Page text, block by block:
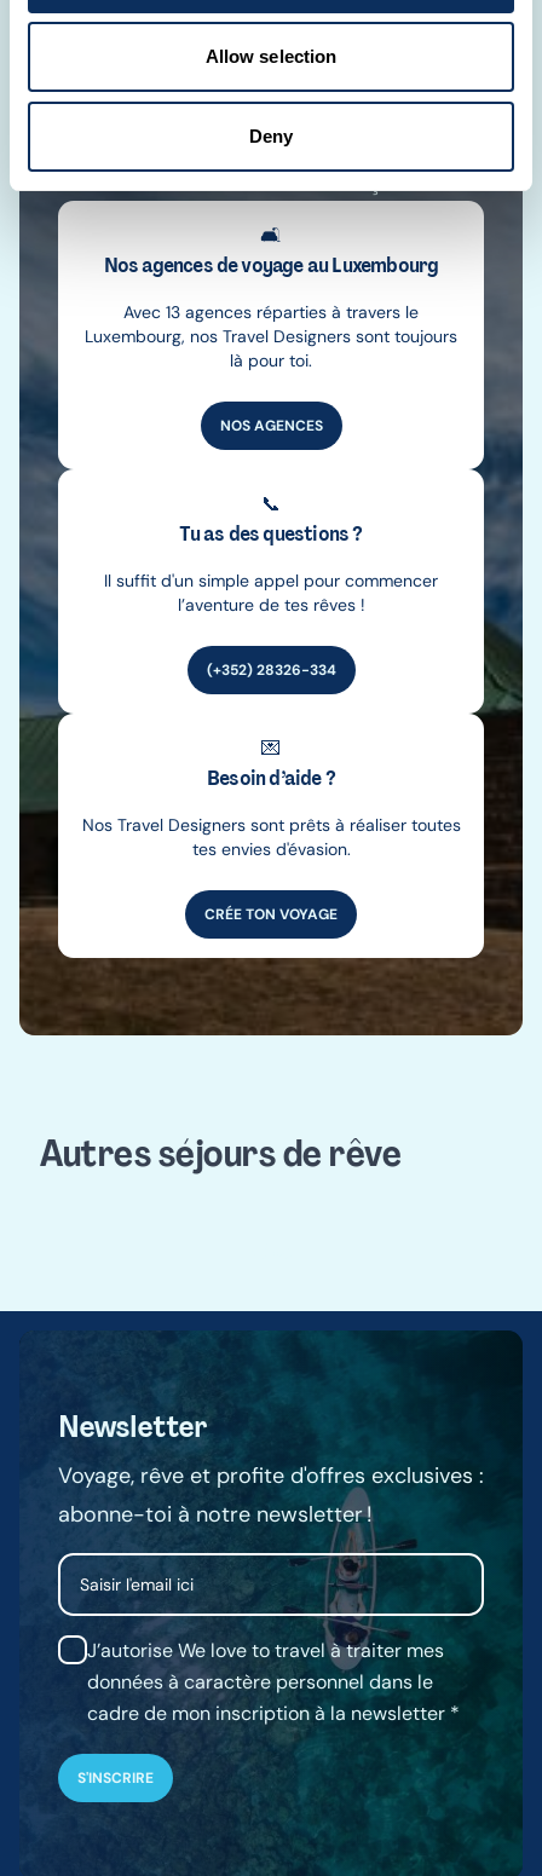
Allow selection
Deny
unique, pensé selon tes envies et élaboré sur
mesure. Grâce à une connaissance approfondie
authentiques. Oublie les circuits classiques et
🛋️
Nos agences de voyage au Luxembourg
Avec 13 agences réparties à travers le
Luxembourg, nos Travel Designers sont toujours
là pour toi.
NOS AGENCES
📞
Tu as des questions ?
Il suffit d'un simple appel pour commencer
l’aventure de tes rêves !
(+352) 28326-334
💌
Besoin d’aide ?
Nos Travel Designers sont prêts à réaliser toutes
tes envies d'évasion.
CRÉE TON VOYAGE
Autres séjours de rêve
Newsletter
Voyage, rêve et profite d'offres exclusives :
abonne-toi à notre newsletter !
Email
J’autorise We love to travel à traiter mes
données à caractère personnel dans le
cadre de mon inscription à la newsletter